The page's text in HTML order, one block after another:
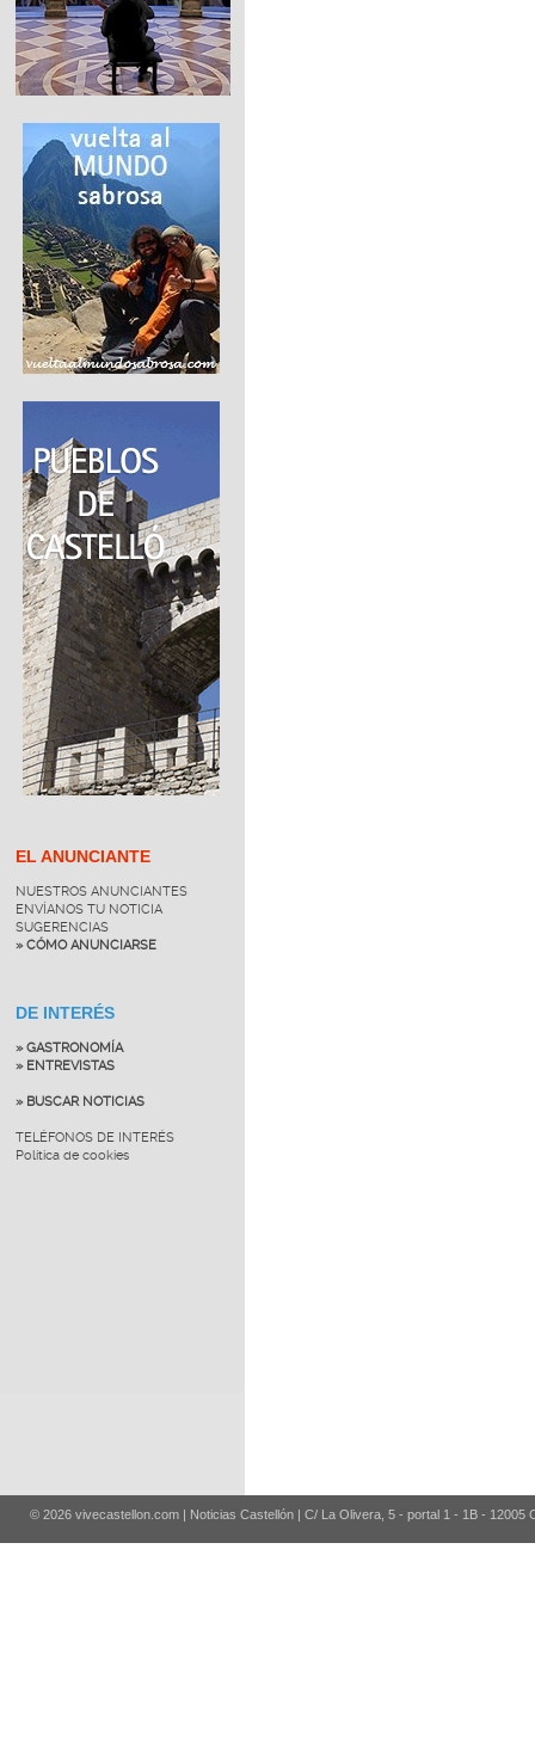
EL ANUNCIANTE
NUESTROS ANUNCIANTES
ENVÍANOS TU NOTICIA
SUGERENCIAS
» CÓMO ANUNCIARSE
DE INTERÉS
» GASTRONOMÍA
» ENTREVISTAS
» BUSCAR NOTICIAS
TELÉFONOS DE INTERÉS
Política de cookies
© 2026 vivecastellon.com | Noticias Castellón | C/ La Olivera, 5 - portal 1 - 1B - 12005